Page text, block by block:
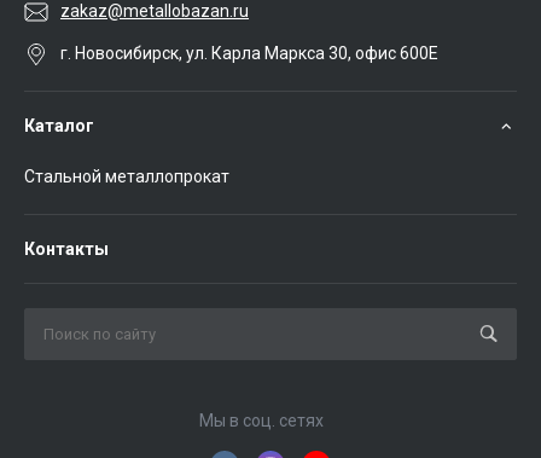
zakaz@metallobazan.ru
г. Новосибирск, ул. Карла Маркса 30, офис 600Е
Каталог
Стальной металлопрокат
Контакты
Мы в соц. сетях